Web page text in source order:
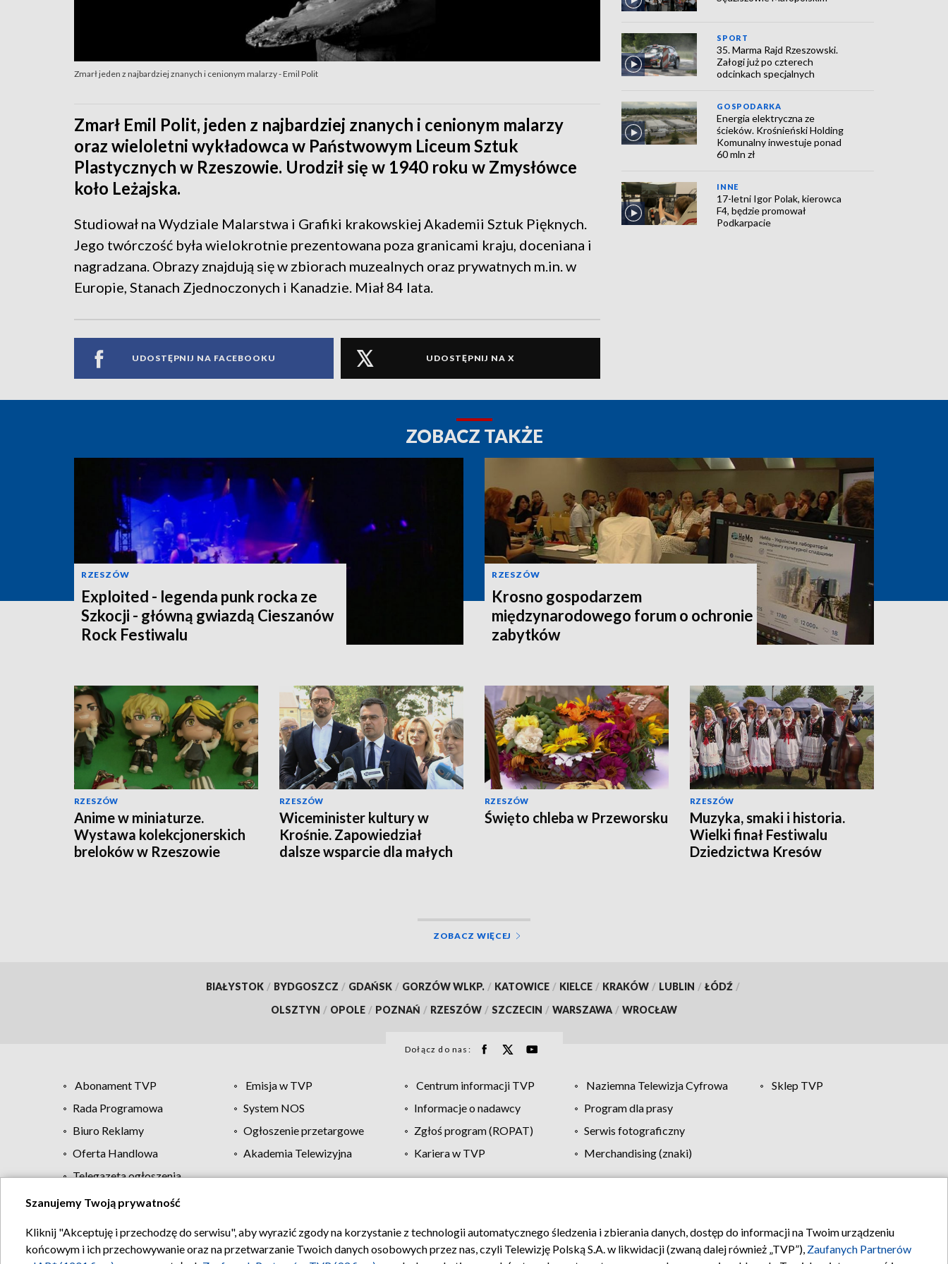
Zmarł jeden z najbardziej znanych i cenionym malarzy - Emil Polit
Zmarł Emil Polit, jeden z najbardziej znanych i cenionym malarzy
oraz wieloletni wykładowca w Państwowym Liceum Sztuk
Plastycznych w Rzeszowie. Urodził się w 1940 roku w Zmysłówce
koło Leżajska.
Studiował na Wydziale Malarstwa i Grafiki krakowskiej Akademii Sztuk Pięknych.
Jego twórczość była wielokrotnie prezentowana poza granicami kraju, doceniana i
nagradzana. Obrazy znajdują się w zbiorach muzealnych oraz prywatnych m.in. w
Europie, Stanach Zjednoczonych i Kanadzie. Miał 84 lata.
UDOSTĘPNIJ NA FACEBOOKU UDOSTĘPNIJ NA X
SPORT
35. Marma Rajd Rzeszowski.
Załogi już po czterech
odcinkach specjalnych
GOSPODARKA
Energia elektryczna ze
ścieków. Krośnieński Holding
Komunalny inwestuje ponad
60 mln zł
INNE
17-letni Igor Polak, kierowca
F4, będzie promował
Podkarpacie
ZOBACZ TAKŻE
RZESZÓW
Exploited - legenda punk rocka ze
Szkocji - główną gwiazdą Cieszanów
Rock Festiwalu
RZESZÓW
Krosno gospodarzem
międzynarodowego forum o ochronie
zabytków
RZESZÓW
Anime w miniaturze.
Wystawa kolekcjonerskich
breloków w Rzeszowie
RZESZÓW
Wiceminister kultury w
Krośnie. Zapowiedział
dalsze wsparcie dla małych
RZESZÓW
Święto chleba w Przeworsku
RZESZÓW
Muzyka, smaki i historia.
Wielki finał Festiwalu
Dziedzictwa Kresów
ZOBACZ WIĘCEJ
BIAŁYSTOK / BYDGOSZCZ / GDAŃSK / GORZÓW WLKP. / KATOWICE / KIELCE / KRAKÓW / LUBLIN / ŁÓDŹ /
OLSZTYN / OPOLE / POZNAŃ / RZESZÓW / SZCZECIN / WARSZAWA / WROCŁAW
Dołącz do nas:
Abonament TVP Emisja w TVP Centrum informacji TVP Naziemna Telewizja Cyfrowa
Sklep TVP
Rada Programowa
System NOS Informacje o nadawcy
Program dla prasy
Biuro Reklamy
Ogłoszenie przetargowe Zgłoś program (ROPAT)
Serwis fotograficzny
Oferta Handlowa
Akademia Telewizyjna Kariera w TVP
Merchandising (znaki)
Telegazeta ogłoszenia
Regulamin TVP Polityka prywatności Moje zgody Pomoc Biuro reklamy Kontakt
Szanujemy Twoją prywatność
Kliknij "Akceptuję i przechodzę do serwisu", aby wyrazić zgody na korzystanie z technologii automatycznego śledzenia i zbierania danych, dostęp do informacji na Twoim urządzeniu
końcowym i ich przechowywanie oraz na przetwarzanie Twoich danych osobowych przez nas, czyli Telewizję Polską S.A. w likwidacji (zwaną dalej również „TVP”), Zaufanych Partnerów